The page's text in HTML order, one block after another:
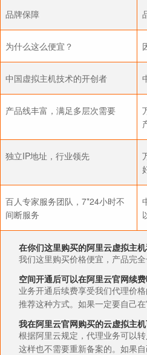
品牌保障
为什么这么便宜？
中国虚拟主机技术的开创者
产品线丰富，满足多层次需要
独立IP地址，行业领先
百人专家服务团队，7*24小时不
间断服务
在你们这里购买的阿里云虚拟主
我们这里购买价格便宜，产品完
空间开通后可以在阿里云官网续费
业务开通后续费享受我们代理价
推荐这种方式。如果一定要自己
我在阿里云官网购买的云虚拟主
根据阿里云规定，代理业务可以
这样也不需要重新备案的。如果